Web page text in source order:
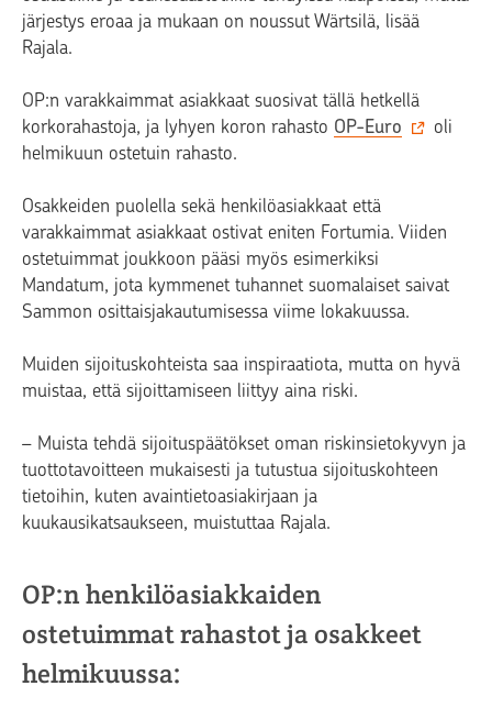
järjestys eroaa ja mukaan on noussut Wärtsilä, lisää
Rajala.
OP:n varakkaimmat asiakkaat suosivat tällä hetkellä
korkorahastoja, ja lyhyen koron rahasto OP-Euro
oli
helmikuun ostetuin rahasto.
Osakkeiden puolella sekä henkilöasiakkaat että
varakkaimmat asiakkaat ostivat eniten Fortumia. Viiden
ostetuimmat joukkoon pääsi myös esimerkiksi
Mandatum, jota kymmenet tuhannet suomalaiset saivat
Sammon osittaisjakautumisessa viime lokakuussa.
Muiden sijoituskohteista saa inspiraatiota, mutta on hyvä
muistaa, että sijoittamiseen liittyy aina riski.
– Muista tehdä sijoituspäätökset oman riskinsietokyvyn ja
tuottotavoitteen mukaisesti ja tutustua sijoituskohteen
tietoihin, kuten avaintietoasiakirjaan ja
kuukausikatsaukseen, muistuttaa Rajala.
OP:n henkilöasiakkaiden
ostetuimmat rahastot ja osakkeet
helmikuussa: